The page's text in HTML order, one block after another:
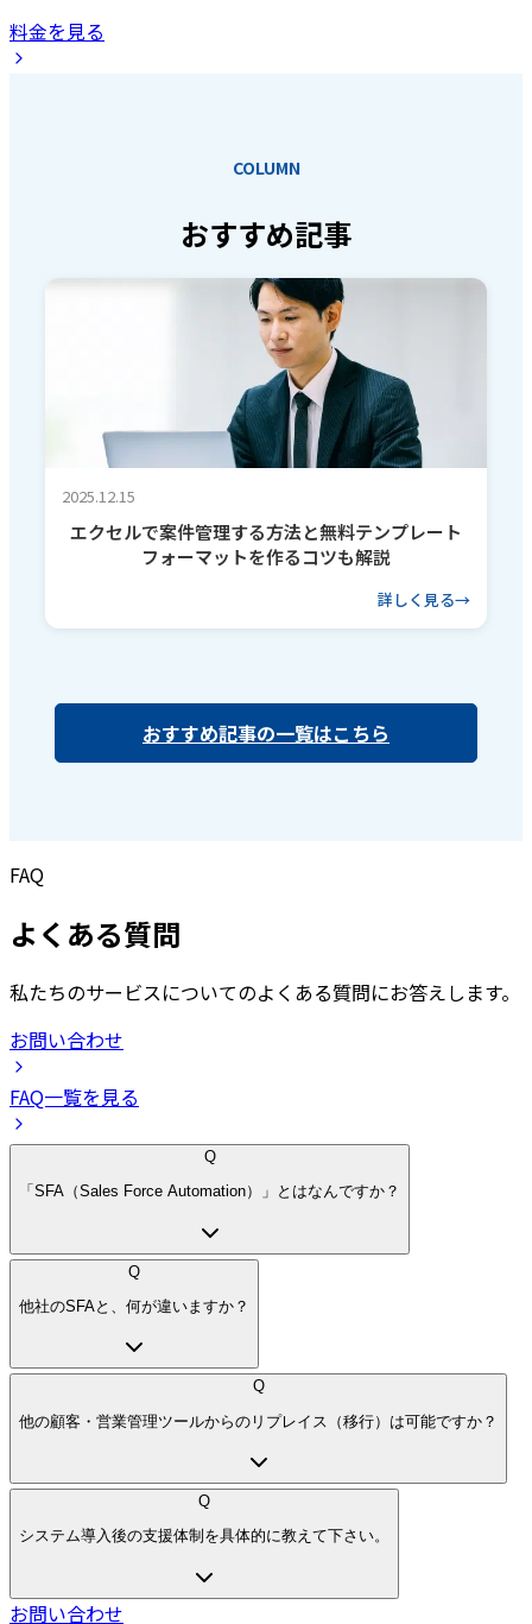
料金を見る
COLUMN
おすすめ記事
2025.12.15
エクセルで案件管理する方法と無料テンプレート
フォーマットを作るコツも解説
詳しく見る
おすすめ記事の一覧はこちら
FAQ
よくある質問
私たちのサービスについてのよくある質問にお答えします。
お問い合わせ
FAQ一覧を見る
Q
「SFA（Sales Force Automation）」とはなんですか？
Q
他社のSFAと、何が違いますか？
Q
他の顧客・営業管理ツールからのリプレイス（移行）は可能ですか？
Q
システム導入後の支援体制を具体的に教えて下さい。
お問い合わせ